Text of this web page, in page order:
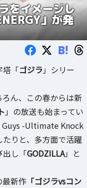
をイメージし
」が発
B!
塔「ゴジラ 」シリー
ん、この春からは新
」の放送も始まってい
Guys -Ultimate Knock
りと、多方面で活躍
出し「GODZILLA」と
最新作 「ゴジラvsコン